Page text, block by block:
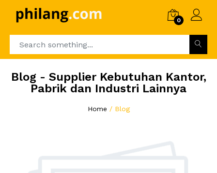
0
Blog - Supplier Kebutuhan Kantor,
Pabrik dan Industri Lainnya
Home Blog